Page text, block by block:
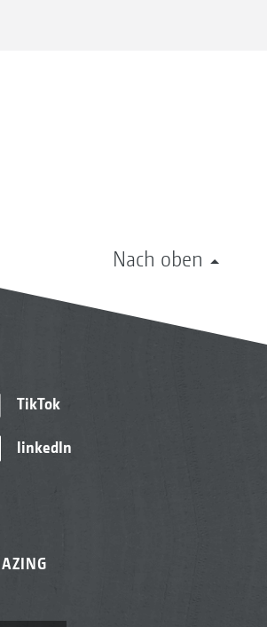
Nach oben
TikTok
linkedIn